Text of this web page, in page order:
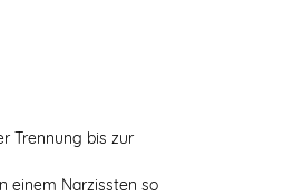
Trennung bis zur
einem Narzissten so